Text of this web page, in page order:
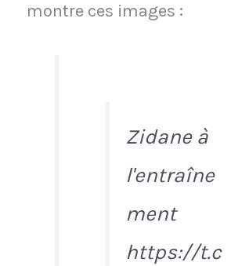
montre ces images :
Zidane à
l'entraîne
ment
https://t.c